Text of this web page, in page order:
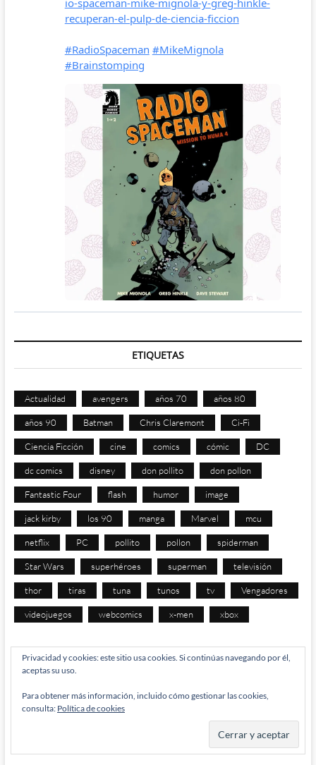
ETIQUETAS
Actualidad avengers años 70 años 80
años 90 Batman Chris Claremont Ci-Fi
Ciencia Ficción cine comics cómic DC
dc comics disney don pollito don pollon
Fantastic Four flash humor image
jack kirby los 90 manga Marvel mcu
netflix PC pollito pollon spiderman
Star Wars superhéroes superman televisión
thor tiras tuna tunos tv Vengadores
videojuegos webcomics x-men xbox
Privacidad y cookies: este sitio usa cookies. Si continúas navegando por él,
aceptas su uso.
Para obtener más información, incluido cómo gestionar las cookies,
consulta: Política de cookies